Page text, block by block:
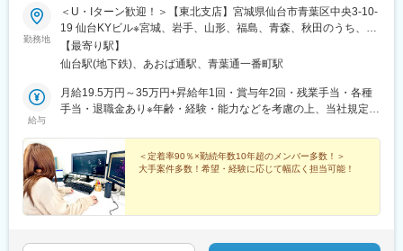
勤務地
＜U・Iターン歓迎！＞【東北支店】宮城県仙台市青葉区中央3-10-
19 仙台KYビル※宮城、岩手、山形、福島、青森、秋田のうち、い
ずれかの常駐先での勤務となります。★希望勤務地は考慮しま
す！お気軽にご相談ください。▼常駐先の例・仙台市（メイ
和町 など
【最寄り駅】
仙台駅(地下鉄)、あおば通駅、青葉通一番町駅
給与
月給19.5万円～35万円+昇給年1回・賞与年2回・残業手当・各種
手当・退職金あり※年齢・経験・能力などを考慮の上、当社規定に
ター／経験3年／年収350万円設計技術者／経験10年／年収650万
円設計技術者／経験30年／年収910万円
＜定着率90％×勤続年数10年超のメンバー多数！＞
大手案件多数！希望・経験に応じて幅広く担当可能！